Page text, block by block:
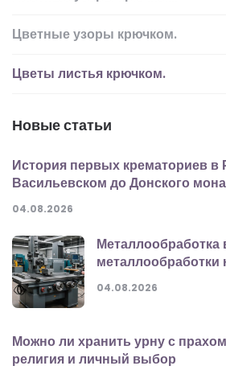
Цветные узоры крючком.
Цветы листья крючком.
Новые статьи
История первых крематориев в
Васильевском до Донского
04.08.2026
Металлообработка
металлообработки
04.08.2026
Можно ли хранить урну с
религия и личный выбор